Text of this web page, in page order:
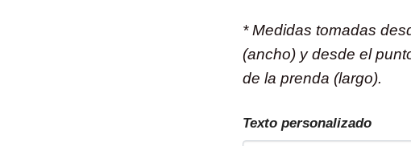
* Medidas tomadas
(ancho) y desde el
de la prenda (largo).
Texto personalizado